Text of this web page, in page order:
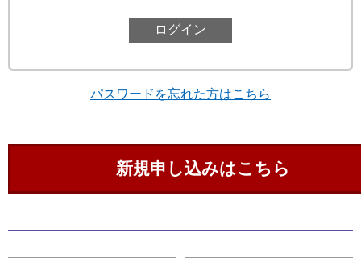
パスワードを忘れた方はこちら
新規申し込みはこちら